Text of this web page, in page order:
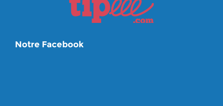
Notre Facebook